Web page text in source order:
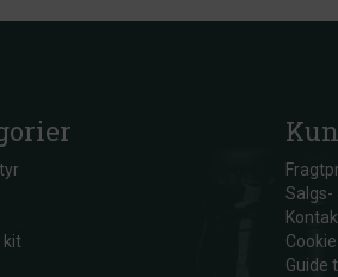
kit
Salgs-
Guide